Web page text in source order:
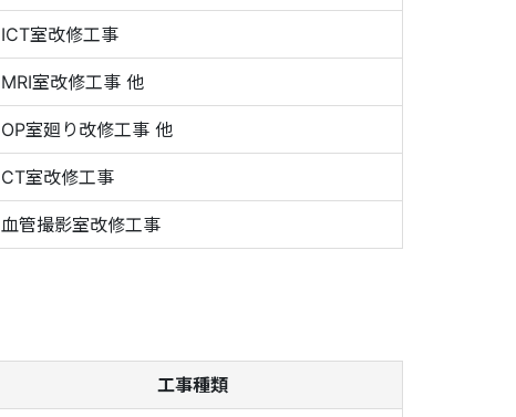
ICT室改修工事
MRI室改修工事 他
OP室廻り改修工事 他
CT室改修工事
血管撮影室改修工事
工事種類